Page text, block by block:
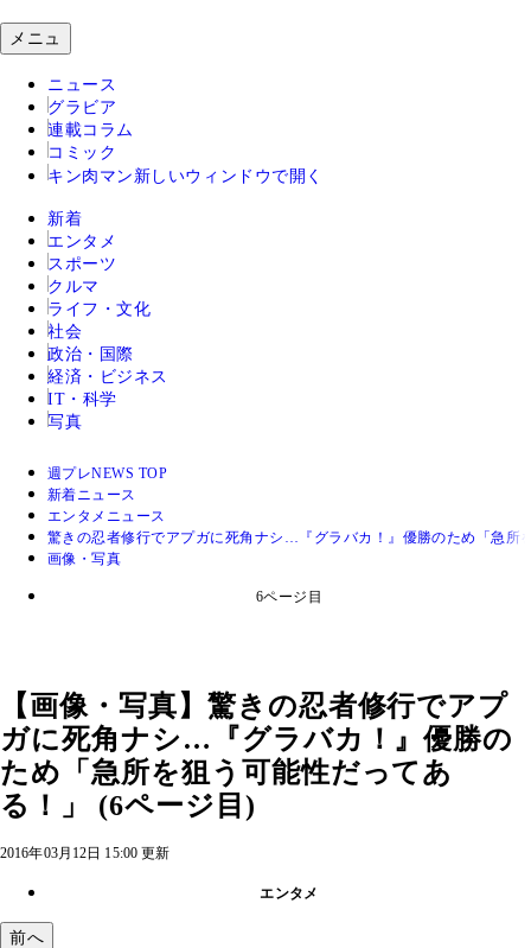
メニュ
ニュース
グラビア
連載コラム
コミック
キン肉マン 新しいウィンドウで開く
新着
エンタメ
スポーツ
クルマ
ライフ・文化
社会
政治・国際
経済・ビジネス
IT・科学
写真
週プレNEWS TOP
新着ニュース
エンタメニュース
驚きの忍者修行でアプガに死角ナシ…『グラバカ！』優勝のため「急所
画像・写真
6ページ目
【画像・写真】驚きの忍者修行でアプ
ガに死角ナシ…『グラバカ！』優勝の
ため「急所を狙う可能性だってあ
る！」 (6ページ目)
2016年03月12日 15:00 更新
エンタメ
前へ